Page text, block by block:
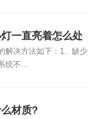
一直亮着怎么处
解决方法如下：1、缺少
统不...
材质?